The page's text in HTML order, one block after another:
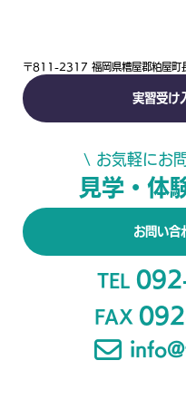
〒811-2317 福岡県糟屋郡粕屋町
実習受け
\ お気軽にお
見学・体
お問い合
TEL
FAX